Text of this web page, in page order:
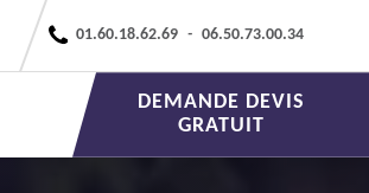
01.60.18.62.69 - 06.50.73.00.34
DEMANDE DEVIS
GRATUIT